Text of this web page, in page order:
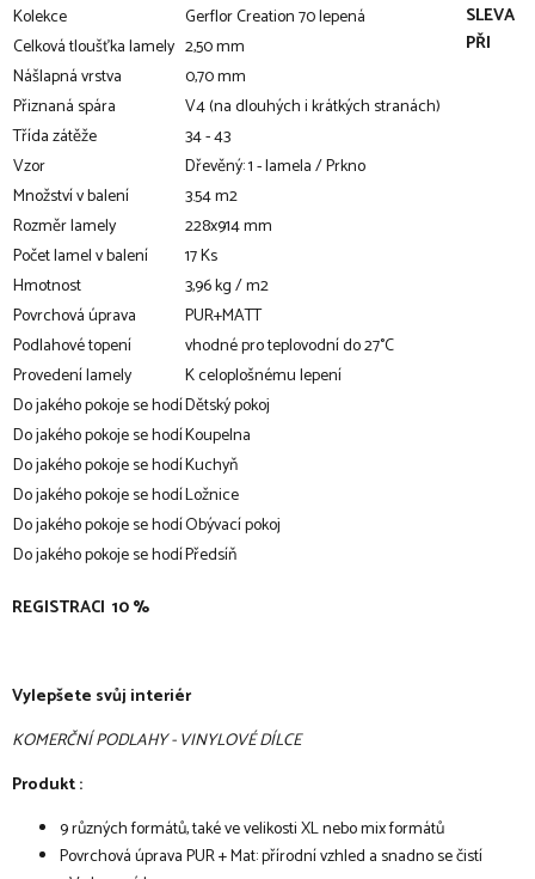
Kolekce
Gerflor Creation 70 lepená
Celková tloušťka lamely 2,50 mm
Nášlapná vrstva
0,70 mm
Přiznaná spára
V4 (na dlouhých i krátkých stranách)
Třída zátěže
34 - 43
Vzor
Dřevěný: 1 - lamela / Prkno
Množství v balení
3.54 m2
Rozměr lamely
228x914 mm
Počet lamel v balení
17 Ks
Hmotnost
3,96 kg / m2
Povrchová úprava
PUR+MATT
Podlahové topení
vhodné pro teplovodní do 27°C
Provedení lamely
K celoplošnému lepení
Do jakého pokoje se hodíDětský pokoj
Do jakého pokoje se hodíKoupelna
Do jakého pokoje se hodíKuchyň
Do jakého pokoje se hodíLožnice
Do jakého pokoje se hodíObývací pokoj
Do jakého pokoje se hodíPředsíň
SLEVA
PŘI
REGISTRACI 10 %
Vylepšete svůj interiér
KOMERČNÍ PODLAHY - VINYLOVÉ DÍLCE
Produkt :
9 různých formátů, také ve velikosti XL nebo mix formátů
Povrchová úprava PUR + Mat: přírodní vzhled a snadno se čistí